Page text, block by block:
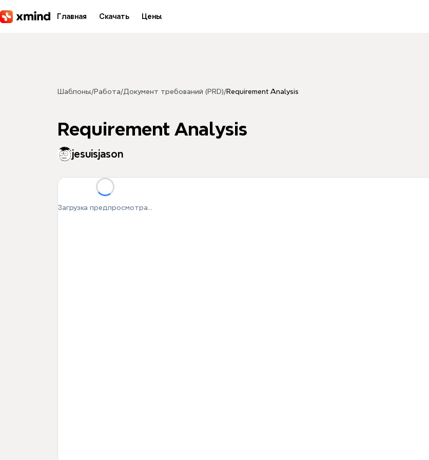
Главная Скачать Цены
Шаблоны /Работа/Документ требований (PRD)/Requirement Analysis
Requirement Analysis
jesuisjason
Загрузка предпросмотра...